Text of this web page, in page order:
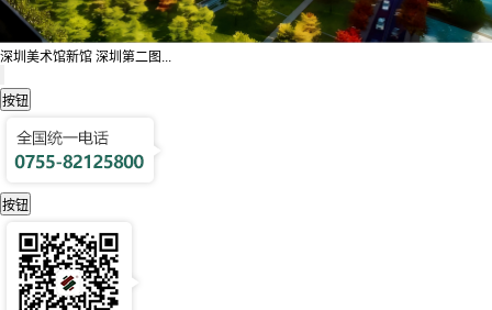
深圳美术馆新馆 深圳第二图...